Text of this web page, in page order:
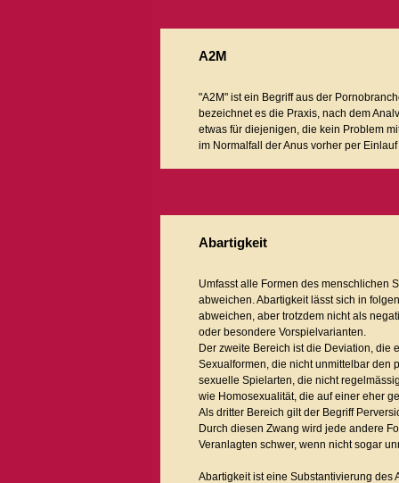
A2M
"A2M" ist ein Begriff aus der
bezeichnet es die Praxis, nach dem
etwas für diejenigen, die kein Problem
im Normalfall der Anus vorher per
Abartigkeit
Umfasst alle Formen des menschlichen
abweichen. Abartigkeit lässt sich in
abweichen, aber trotzdem nicht als
oder besondere Vorspielvarianten.
Der zweite Bereich ist die Deviation, die
Sexualformen, die nicht unmittelbar den
sexuelle Spielarten, die nicht
wie Homosexualität, die auf einer eher
Als dritter Bereich gilt der Begriff
Durch diesen Zwang wird jede andere
Veranlagten schwer, wenn nicht sogar
Abartigkeit ist eine Substantivierung des